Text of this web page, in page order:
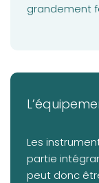
grandement
Les
partie
peut donc